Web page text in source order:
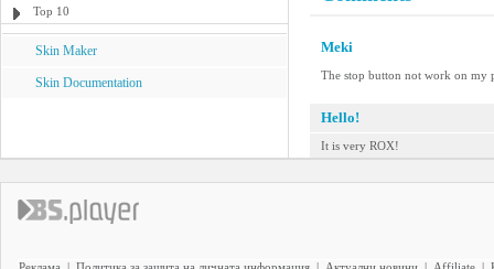
Top 10
Skin Maker
Skin Documentation
Meki
The stop button not work on my
Hello!
It is very ROX!